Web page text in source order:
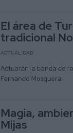
El área de
tradicional
ACTUALIDAD
Actuarán la banda de
Fernando Mosquera
Magia,
Mijas